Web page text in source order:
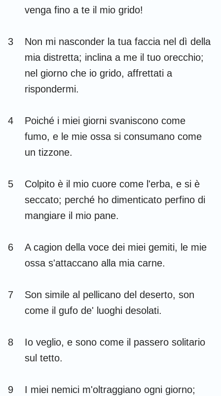
Isaia Geremia
Lamentazioni Ezechiele
Daniele Osea
Gioele
Michea Nahum
Habacuc
Malachia
venga fino a te il mio grido!
3
Non mi nasconder la tua faccia nel dì della
mia distretta; inclina a me il tuo orecchio;
nel giorno che io grido, affrettati a
rispondermi.
4
Poiché i miei giorni svaniscono come
fumo, e le mie ossa si consumano come
un tizzone.
5
Colpito è il mio cuore come l'erba, e si è
seccato; perché ho dimenticato perfino di
mangiare il mio pane.
6
A cagion della voce dei miei gemiti, le mie
ossa s'attaccano alla mia carne.
7
Son simile al pellicano del deserto, son
come il gufo de' luoghi desolati.
8
Io veglio, e sono come il passero solitario
sul tetto.
9
I miei nemici m'oltraggiano ogni giorno;